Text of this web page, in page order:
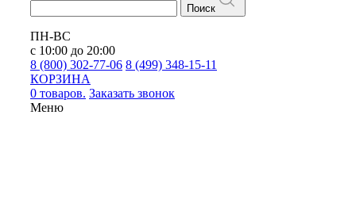
Поиск
ПН-ВС
с 10:00 до 20:00
8 (800) 302-77-06 8 (499) 348-15-11
КОРЗИНА
0 товаров. Заказать звонок
Меню